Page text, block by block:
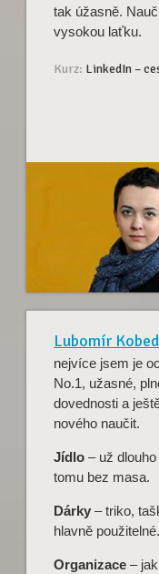
tak úžasně.
vysokou laťku.
Kurz: LinkedIn –
Lubomír
nejvíce jsem je
No.1, užasné,
dovednosti a
nového naučit.
Jídlo – už
tomu bez masa.
Dárky – triko,
hlavně použitelné.
Organizace –